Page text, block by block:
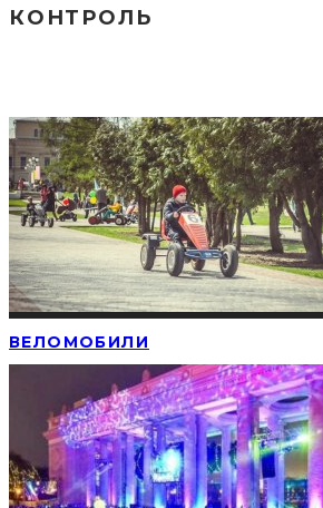
КОНТРОЛЬ
ВЕЛОМОБИЛИ